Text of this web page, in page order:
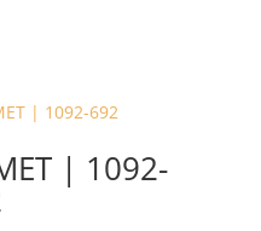
| 1092-